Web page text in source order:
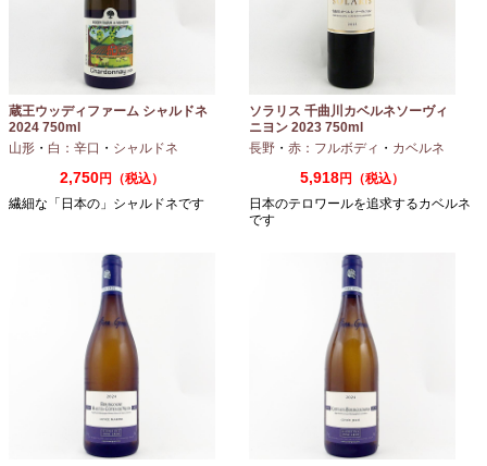
蔵王ウッディファーム シャルドネ
2024 750ml
山形 ・ 白：辛口 ・ シャルドネ
2,750円（税込）
繊細な「日本の」シャルドネです
ソラリス 千曲川カベルネソーヴィ
ニヨン 2023 750ml
長野 ・ 赤：フルボディ ・ カベルネ
5,918円（税込）
日本のテロワールを追求するカベルネ
です